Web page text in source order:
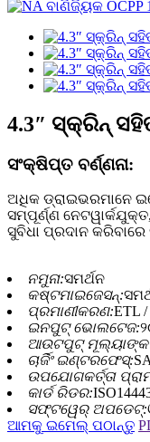
4.3″ ସ୍କ୍ରିନ୍
ସଂକ୍ଷିପ୍ତ ବର୍ଣ୍ଣନା:
ଅଧିକ ଡ୍ରାଇଭରମାନେ
ସମ୍ପୂର୍ଣ୍ଣ
ସୁବିଧା ପ୍ରଦାନ କରିବାରେ
ନମୁନା:ସମର୍ଥନ
କଷ୍ଟମାଇଜେସନ୍:
ପ୍ରମାଣୀକରଣ:ETL
ଇନପୁଟ୍ ଭୋଲଟେଜ:
ଆଉଟପୁଟ୍
ଚାର୍ଜିଂ ଇଣ୍ଟରଫେସ୍:
ଉପଯୋଗକର୍ତ୍ତା
କାର୍ଡ ରିଡର:
ସଫ୍ଟୱେର୍ ଅପଡେଟ୍:
ଆମକୁ ଇମେଲ୍ ପଠାନ୍ତୁ